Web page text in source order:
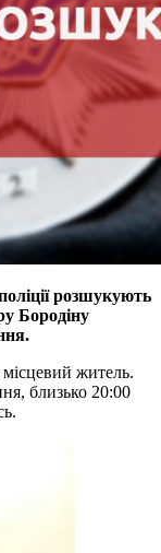
розшукують
Бородіну
місцевий житель.
близько 20:00